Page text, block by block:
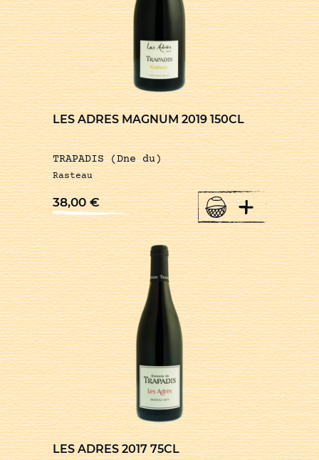
LES ADRES MAGNUM 2019 150CL
TRAPADIS (Dne du)
Rasteau
38,00€ +
LES ADRES 2017 75CL